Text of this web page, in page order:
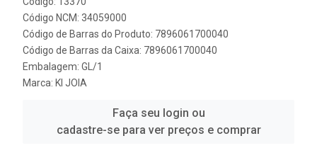
Código NCM: 34059000
Código de Barras do Produto: 7896061700040
Código de Barras da Caixa: 7896061700040
Embalagem: GL/1
Marca: KI JOIA
Faça seu login ou
cadastre-se para ver preços e comprar